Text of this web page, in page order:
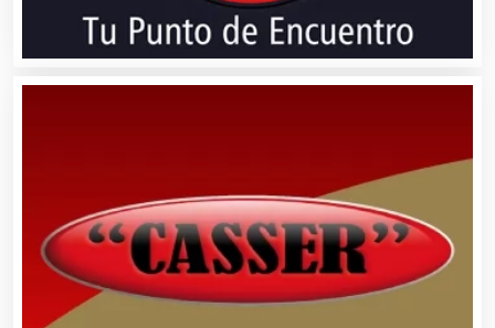
Cocinas Integrales
Combustibles y Lubricantes
Computadoras
Conferencias Empresariales